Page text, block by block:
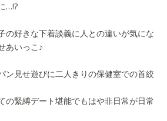
…!?
の好きな下着談義に人との違いが気にな
あいっこ♪
ン見せ遊びに二人きりの保健室での首絞
の緊縛デート堪能でもはや非日常が日常